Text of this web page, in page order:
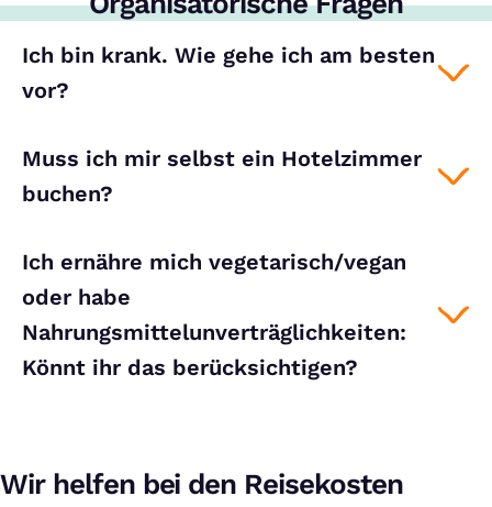
Ich bin krank. Wie gehe ich am besten
vor?
Muss ich mir selbst ein Hotelzimmer
buchen?
Ich ernähre mich vegetarisch/vegan
oder habe
Nahrungsmittelunverträglichkeiten:
Könnt ihr das berücksichtigen?
Wir helfen bei den Reisekosten